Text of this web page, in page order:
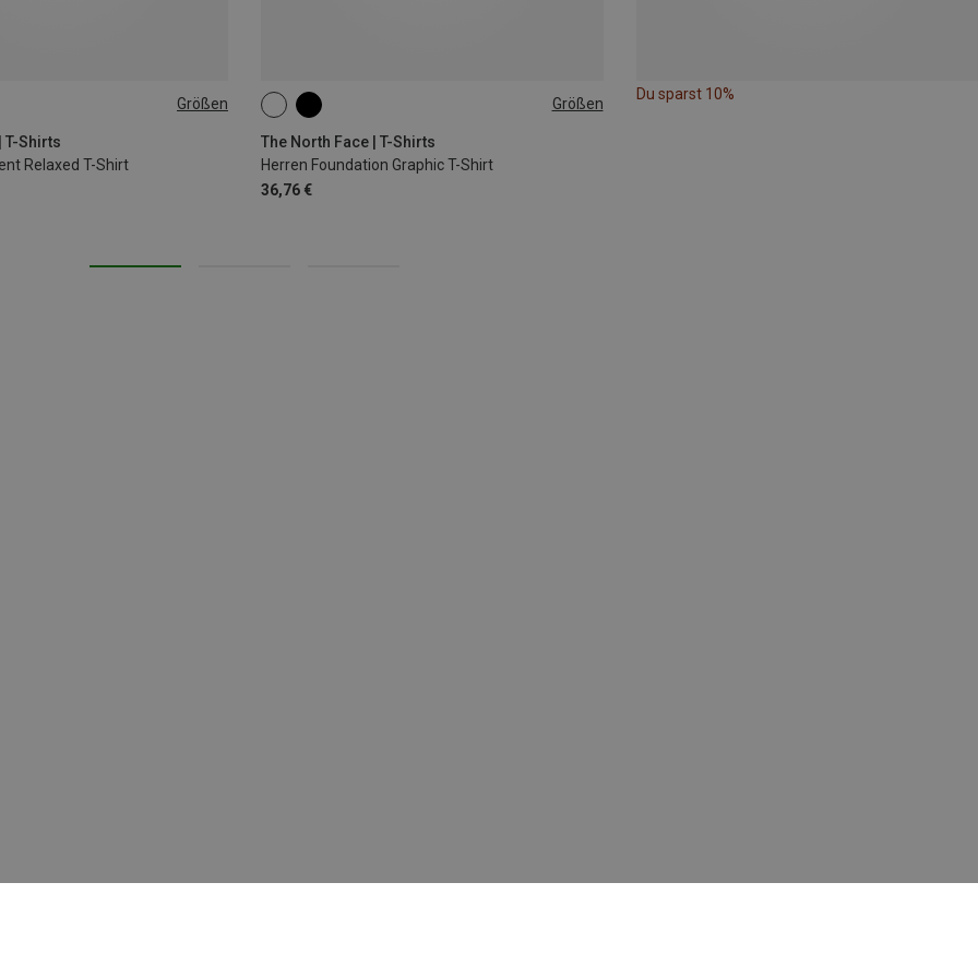
Größen
T-Shirts
Relaxed T-Shirt
Größen
The North Face | T-Shirts
Herren Foundation Graphic T-Shirt
36,76 €
XXL
Du sparst 10%